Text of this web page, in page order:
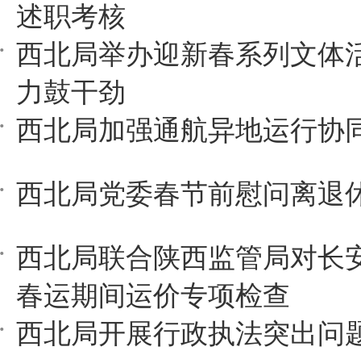
述职考核
西北局举办迎新春系列文体
力鼓干劲
西北局加强通航异地运行协
西北局党委春节前慰问离退
西北局联合陕西监管局对长
春运期间运价专项检查
西北局开展行政执法突出问